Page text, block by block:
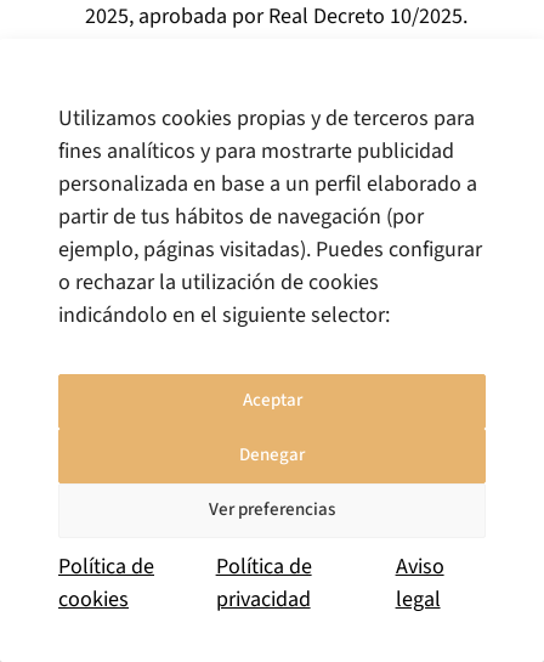
Utilizamos cookies propias y de terceros para
fines analíticos y para mostrarte publicidad
personalizada en base a un perfil elaborado a
partir de tus hábitos de navegación (por
ejemplo, páginas visitadas). Puedes configurar
o rechazar la utilización de cookies
indicándolo en el siguiente selector:
Aceptar
Denegar
Ver preferencias
Política de
cookies
Política de
privacidad
Aviso
legal
2025, aprobada por Real Decreto 10/2025.
por el anexo de la Ley 19/1994.
Listado ZEC.Catálogo de actividades
económicas autorizadas para inscribirse en el
ROEZEC, recogido en el anexo de la Ley
19/1994 de 6 de julio. La verificación previa de
elegibilidad es el primer paso de cualquier
análisis ZEC.
NACE.Nomenclatura Estadística de
Actividades Económicas de la Comunidad
Europea. Sistema de clasificación
supranacional del que deriva la CNAE
española. La versión de referencia actualizada
Operaciones triangulares.
Modalidad de
comercio mayorista en la que los bienes no